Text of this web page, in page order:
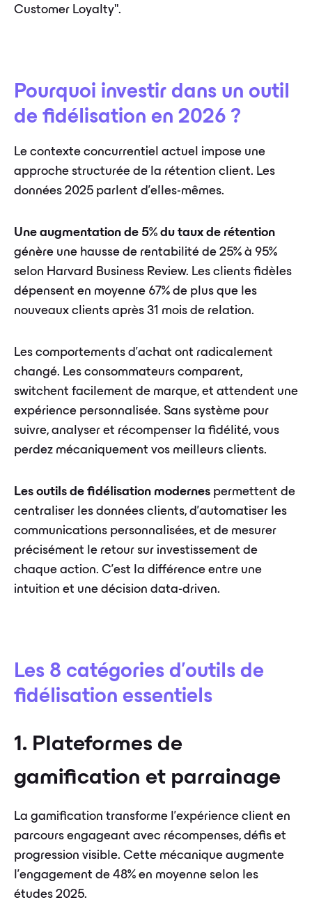
Customer Loyalty".
Pourquoi investir dans un outil
de fidélisation en 2026 ?
Le contexte concurrentiel actuel impose une
approche structurée de la rétention client. Les
données 2025 parlent d'elles-mêmes.
Une augmentation de 5% du taux de rétention
génère une hausse de rentabilité de 25% à 95%
selon Harvard Business Review. Les clients fidèles
dépensent en moyenne 67% de plus que les
nouveaux clients après 31 mois de relation.
Les comportements d'achat ont radicalement
changé. Les consommateurs comparent,
switchent facilement de marque, et attendent une
expérience personnalisée. Sans système pour
suivre, analyser et récompenser la fidélité, vous
perdez mécaniquement vos meilleurs clients.
Les outils de fidélisation modernes permettent de
centraliser les données clients, d'automatiser les
communications personnalisées, et de mesurer
précisément le retour sur investissement de
chaque action. C'est la différence entre une
intuition et une décision data-driven.
Les 8 catégories d'outils de
fidélisation essentiels
1. Plateformes de
gamification et parrainage
La gamification transforme l'expérience client en
parcours engageant avec récompenses, défis et
progression visible. Cette mécanique augmente
l'engagement de 48% en moyenne selon les
études 2025.